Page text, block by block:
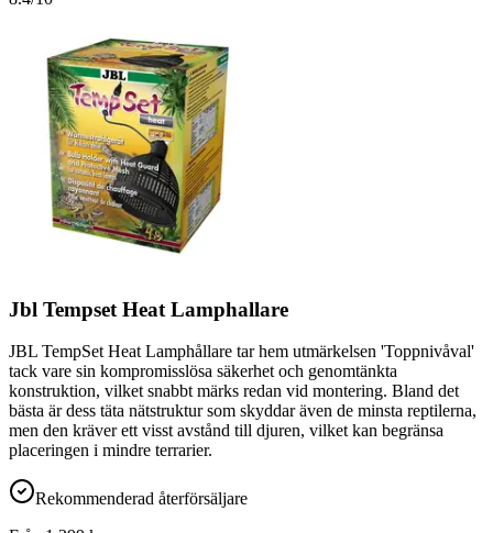
Jbl Tempset Heat Lamphallare
JBL TempSet Heat Lamphållare tar hem utmärkelsen 'Toppnivåval'
tack vare sin kompromisslösa säkerhet och genomtänkta
konstruktion, vilket snabbt märks redan vid montering. Bland det
bästa är dess täta nätstruktur som skyddar även de minsta reptilerna,
men den kräver ett visst avstånd till djuren, vilket kan begränsa
placeringen i mindre terrarier.
Rekommenderad återförsäljare